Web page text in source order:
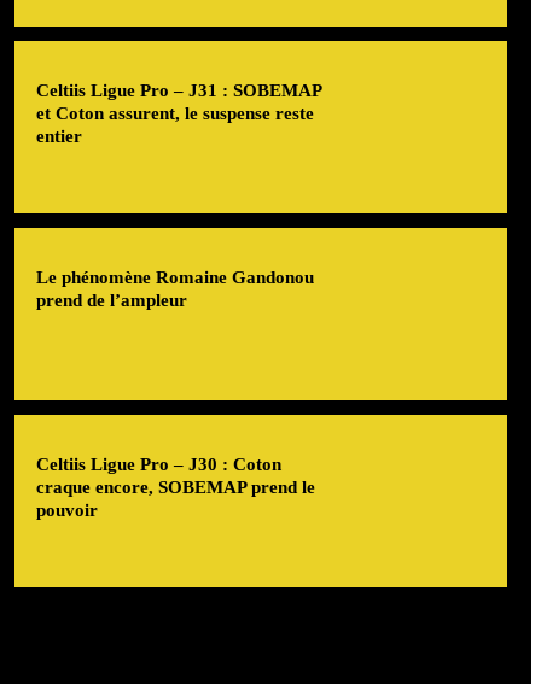
Celtiis Ligue Pro – J31 : SOBEMAP
et Coton assurent, le suspense reste
entier
Le phénomène Romaine Gandonou
prend de l’ampleur
Celtiis Ligue Pro – J30 : Coton
craque encore, SOBEMAP prend le
pouvoir